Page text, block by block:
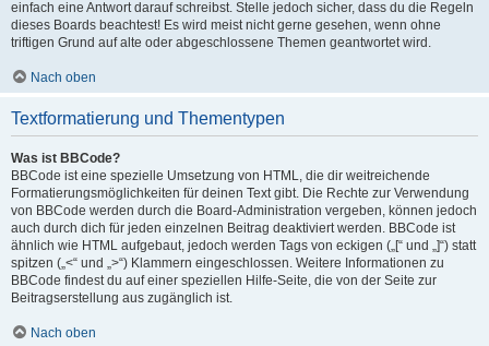
einfach eine Antwort darauf schreibst. Stelle jedoch sicher, dass du die Regeln
dieses Boards beachtest! Es wird meist nicht gerne gesehen, wenn ohne
triftigen Grund auf alte oder abgeschlossene Themen geantwortet wird.
Nach oben
Textformatierung und Thementypen
Was ist BBCode?
BBCode ist eine spezielle Umsetzung von HTML, die dir weitreichende
Formatierungsmöglichkeiten für deinen Text gibt. Die Rechte zur Verwendung
von BBCode werden durch die Board-Administration vergeben, können jedoch
auch durch dich für jeden einzelnen Beitrag deaktiviert werden. BBCode ist
ähnlich wie HTML aufgebaut, jedoch werden Tags von eckigen („[“ und „]“) statt
spitzen („<“ und „>“) Klammern eingeschlossen. Weitere Informationen zu
BBCode findest du auf einer speziellen Hilfe-Seite, die von der Seite zur
Beitragserstellung aus zugänglich ist.
Nach oben